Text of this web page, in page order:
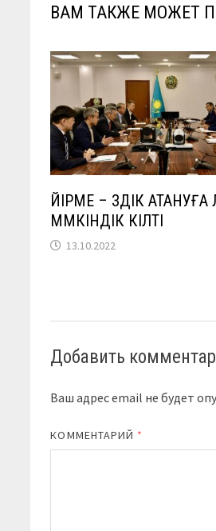
ВАМ ТАКЖЕ МОЖЕТ
ҮЙІРМЕ – ҮЗДІК АТАНУҒА
МҮМКІНДІК КІЛТІ
13.10.2022
Добавить
Ваш адрес email не будет
КОММЕНТАРИЙ *